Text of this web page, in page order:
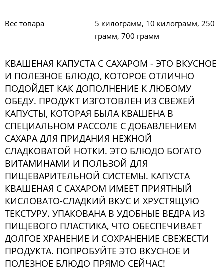
Вес товара
5 килограмм, 10 килограмм, 250
грамм, 700 грамм
КВАШЕНАЯ КАПУСТА С САХАРОМ - ЭТО ВКУСНОЕ
И ПОЛЕЗНОЕ БЛЮДО, КОТОРОЕ ОТЛИЧНО
ПОДОЙДЕТ КАК ДОПОЛНЕНИЕ К ЛЮБОМУ
ОБЕДУ. ПРОДУКТ ИЗГОТОВЛЕН ИЗ СВЕЖЕЙ
КАПУСТЫ, КОТОРАЯ БЫЛА КВАШЕНА В
СПЕЦИАЛЬНОМ РАССОЛЕ С ДОБАВЛЕНИЕМ
САХАРА ДЛЯ ПРИДАНИЯ НЕЖНОЙ
СЛАДКОВАТОЙ НОТКИ. ЭТО БЛЮДО БОГАТО
ВИТАМИНАМИ И ПОЛЬЗОЙ ДЛЯ
ПИЩЕВАРИТЕЛЬНОЙ СИСТЕМЫ. КАПУСТА
КВАШЕНАЯ С САХАРОМ ИМЕЕТ ПРИЯТНЫЙ
КИСЛОВАТО-СЛАДКИЙ ВКУС И ХРУСТЯЩУЮ
ТЕКСТУРУ. УПАКОВАНА В УДОБНЫЕ ВЕДРА ИЗ
ПИЩЕВОГО ПЛАСТИКА, ЧТО ОБЕСПЕЧИВАЕТ
ДОЛГОЕ ХРАНЕНИЕ И СОХРАНЕНИЕ СВЕЖЕСТИ
ПРОДУКТА. ПОПРОБУЙТЕ ЭТО ВКУСНОЕ И
ПОЛЕЗНОЕ БЛЮДО ПРЯМО СЕЙЧАС!